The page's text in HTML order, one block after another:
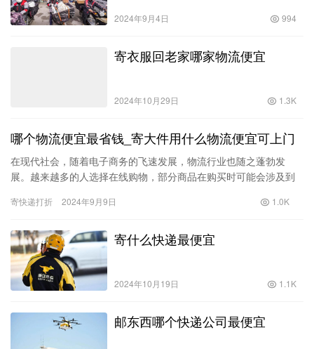
2024年9月4日 994
寄衣服回老家哪家物流便宜
2024年10月29日 1.3K
哪个物流便宜最省钱_寄大件用什么物流便宜可上门
在现代社会，随着电子商务的飞速发展，物流行业也随之蓬勃发
展。越来越多的人选择在线购物，部分商品在购买时可能会涉及到
宜且省钱…
寄快递打折 2024年9月9日 1.0K
寄什么快递最便宜
2024年10月19日 1.1K
邮东西哪个快递公司最便宜